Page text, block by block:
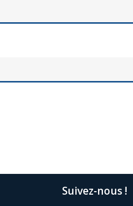
Suivez-nous !